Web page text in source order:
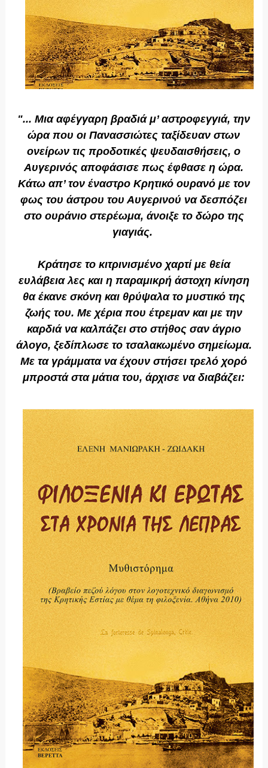
"... Μια αφέγγαρη βραδιά μ’ αστροφεγγιά, την
ώρα που οι Πανασσιώτες ταξίδευαν στων
ονείρων τις προδοτικές ψευδαισθήσεις, ο
Αυγερινός αποφάσισε πως έφθασε η ώρα.
Κάτω απ’ τον έναστρο Κρητικό ουρανό με τον
φως του άστρου του Αυγερινού να δεσπόζει
στο ουράνιο στερέωμα, άνοιξε το δώρο της
γιαγιάς.
Κράτησε το κιτρινισμένο χαρτί με θεία
ευλάβεια λες και η παραμικρή άστοχη κίνηση
θα έκανε σκόνη και θρύψαλα το μυστικό της
ζωής του. Με χέρια που έτρεμαν και με την
καρδιά να καλπάζει στο στήθος σαν άγριο
άλογο, ξεδίπλωσε το τσαλακωμένο σημείωμα.
Με τα γράμματα να έχουν στήσει τρελό χορό
μπροστά στα μάτια του, άρχισε να διαβάζει: